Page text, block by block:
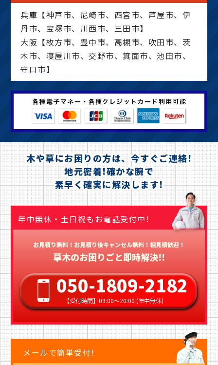
木 伐採、20m の 木 伐採
兵庫【神戸市、尼崎市、西宮市、芦屋市、伊
丹市、宝塚市、川西市、三田市】
大阪【枚方市、豊中市、高槻市、吹田市、茨
木市、寝屋川市、交野市、箕面市、池田市、
守口市】
木や草にお困りの方は、今すぐご連絡!
地元密着!確かな腕で
素早く確実に解決します!
年中無休・土日祝もお電話受付中!
お見積り無料！お見積り後キャンセル無料！相見積歓迎！
草木のお困りごと即時解決!!
050-1809-2182
【受付時間】09:00〜20:00 (年中無休)
メールで簡単受付!